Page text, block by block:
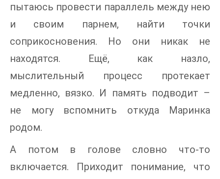
пытаюсь провести параллель между нею
и своим парнем, найти точки
соприкосновения. Но они никак не
находятся. Ещё, как назло,
мыслительный процесс протекает
медленно, вязко. И память подводит –
не могу вспомнить откуда Маринка
родом.
А потом в голове словно что-то
включается. Приходит понимание, что